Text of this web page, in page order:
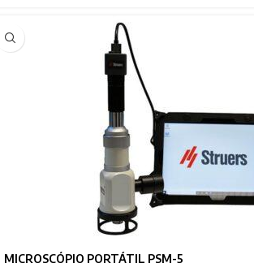
MICROSCÓPIO PORTÁTIL PSM-5